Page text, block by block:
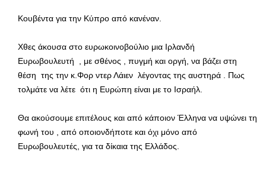
Κουβέντα για την Κύπρο από κανέναν.
Χθες άκουσα στο ευρωκοινοβούλιο μια Ιρλανδή
Ευρωβουλευτή , με σθένος , πυγμή και οργή, να βάζει στη
θέση της την κ.Φορ ντερ Λάιεν λέγοντας της αυστηρά . Πως
τολμάτε να λέτε ότι η Ευρώπη είναι με το Ισραήλ.
Θα ακούσουμε επιτέλους και από κάποιον Έλληνα να υψώνει τη
φωνή του , από οποιονδήποτε και όχι μόνο από
Ευρωβουλευτές, για τα δίκαια της Ελλάδος.